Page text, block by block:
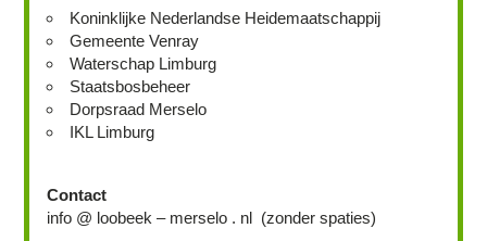
Koninklijke Nederlandse Heidemaatschappij
Gemeente Venray
Waterschap Limburg
Staatsbosbeheer
Dorpsraad Merselo
IKL Limburg
Contact
info @ loobeek – merselo . nl (zonder spaties)